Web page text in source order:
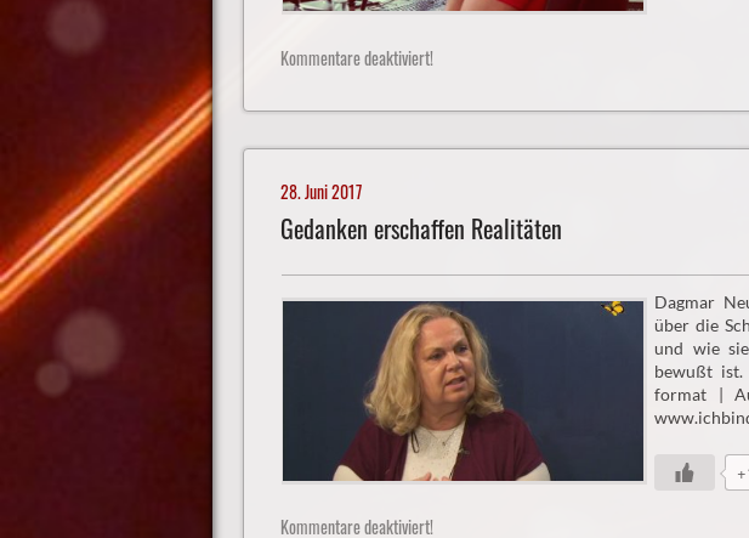
Kommentare deaktiviert!
28. Juni 2017
Gedanken erschaffen Realitäten
Dagmar
über die
und wie
bewußt
format |
Kommentare deaktiviert!